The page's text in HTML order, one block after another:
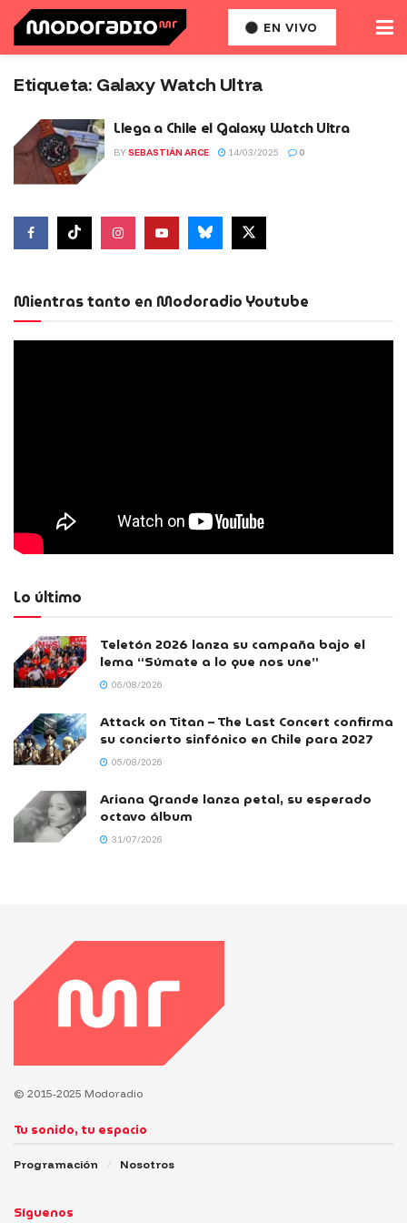
EN VIVO
Etiqueta: Galaxy Watch Ultra
Llega a Chile el Galaxy Watch Ultra
BY SEBASTIÁN ARCE 14/03/2025 0
Mientras tanto en Modoradio Youtube
Lo último
Teletón 2026 lanza su campaña bajo el
lema “Súmate a lo que nos une”
06/08/2026
Attack on Titan – The Last Concert confirma
su concierto sinfónico en Chile para 2027
05/08/2026
Ariana Grande lanza petal, su esperado
octavo álbum
31/07/2026
© 2015-2025 Modoradio
Tu sonido, tu espacio
Programación Nosotros
Síguenos